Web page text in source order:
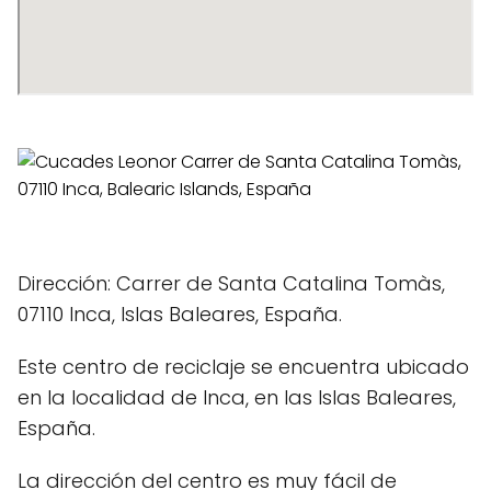
Dirección: Carrer de Santa Catalina Tomàs,
07110 Inca, Islas Baleares, España.
Este centro de reciclaje se encuentra ubicado
en la localidad de Inca, en las Islas Baleares,
España.
La dirección del centro es muy fácil de